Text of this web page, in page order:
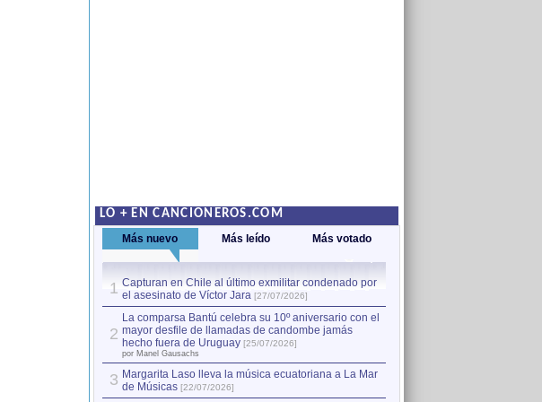
LO + EN CANCIONEROS.COM
Más nuevo Más leído Más votado
1 Capturan en Chile al último exmilitar condenado por
el asesinato de Víctor Jara [27/07/2026]
2
La comparsa Bantú celebra su 10º aniversario con el
mayor desfile de llamadas de candombe jamás
hecho fuera de Uruguay [25/07/2026]
por Manel Gausachs
3 Margarita Laso lleva la música ecuatoriana a La Mar
de Músicas [22/07/2026]